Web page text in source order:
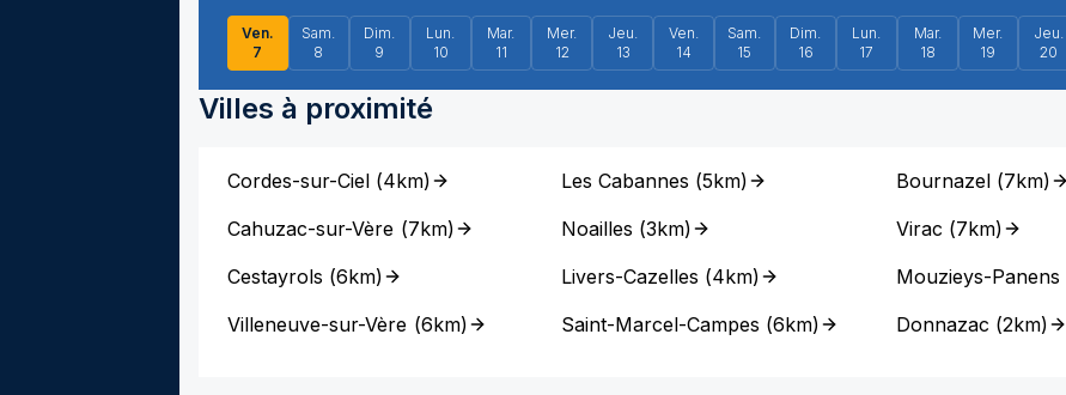
Ven.
7
Sam.
8
Dim.
9
Lun.
10
Mar.
11
Mer.
12
Jeu.
13
Ven.
14
Sam.
15
Dim.
16
Lun.
17
Mar.
18
Mer.
19
Jeu.
20
Villes à proximité
Cordes-sur-Ciel (4km)
Cahuzac-sur-Vère (7km)
Cestayrols (6km)
Villeneuve-sur-Vère (6km)
Les Cabannes (5km)
Noailles (3km)
Livers-Cazelles (4km)
Saint-Marcel-Campes (6km)
Bournazel(7km)
Virac (7km)
Mouzieys-Panens
Donnazac (2km)